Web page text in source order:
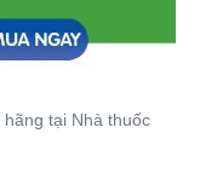
tại Nhà thuốc